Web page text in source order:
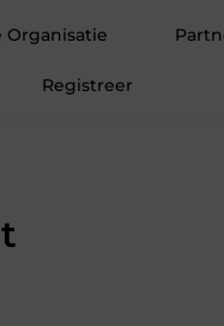
Organisatie
Registreer